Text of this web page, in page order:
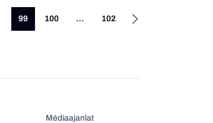
99 100 … 102
Médiaajanlat